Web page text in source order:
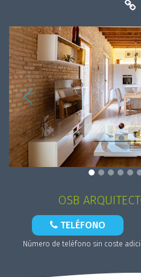
OSB
TELÉFONO
Número de teléfono sin coste